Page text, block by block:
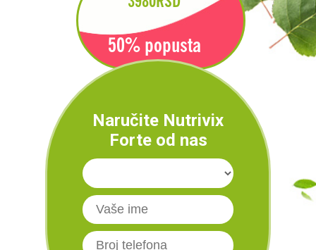
50% popusta
Naručite Nutrivix
Forte od nas